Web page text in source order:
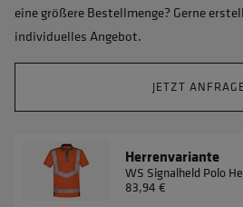
eine größere Bestellmenge? Gerne
individuelles Angebot.
JETZT
Herrenvariante
WS Signalheld Polo
83,94 €